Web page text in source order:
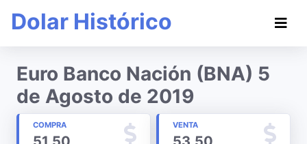
Dolar Histórico
Euro Banco Nación (BNA) 5
de Agosto de 2019
COMPRA VENTA